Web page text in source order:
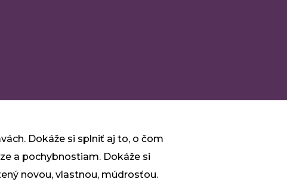
Dokáže si splniť aj to, o čom
a pochybnostiam. Dokáže si
novou, vlastnou, múdrosťou.